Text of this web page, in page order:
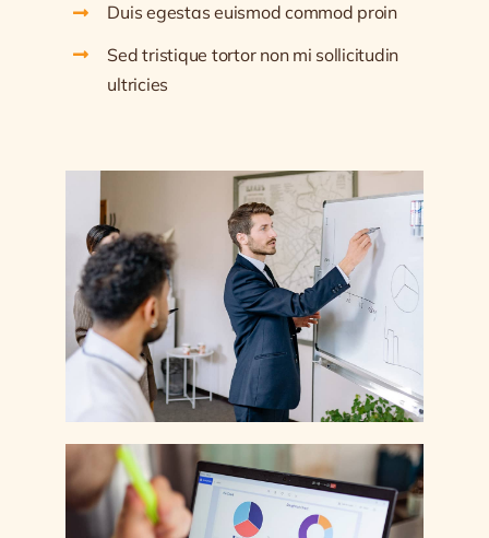
Duis egestas euismod commod proin
Sed tristique tortor non mi sollicitudin
ultricies